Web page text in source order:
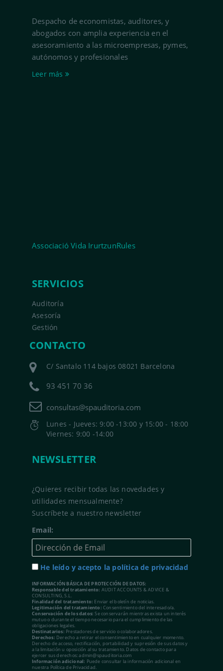
Despacho de economistas, auditores, y
abogados con amplia experiencia en el
asesoramiento a las microempresas, pymes,
autónomos y profesionales
Leer más
Associació Vida IrurtzunRules
SERVICIOS
Auditoría
Asesoría
Gestión
CONTACTO
C/ Santalo 114 bajos 08021 Barcelona
93 451 70 36
consultas@spauditoria.com
Lunes - Jueves: 9:00 -13:00 y 15:00 - 18:00
Viernes: 9:00 -14:00
NEWSLETTER
¿Quieres recibir todas las novedades y
utilidades mensualmente?
Suscríbete a nuestro newsletter
Email:
He leído y acepto la política de privacidad
INFORMACIÓN BÁSICA DE PROTECCIÓN DE DATOS:
Responsable del tratamiento: AUDIT ACCOUNTS & ADVICE &
CONSULTING, S.L.
Finalidad del tratamiento: Enviar el boletín de noticias.
Legitimación del tratamiento: Consentimiento del interesado/a.
Conservación de los datos: Se conservarán mientras exista un interés
mutuo o durante el tiempo necesario para el cumplimiento de las
obligaciones legales.
Destinatarios: Prestadores de servicio o colaboradores.
Derechos: Derecho a retirar el consentimiento en cualquier momento.
Derecho de acceso, rectificación, portabilidad y supresión de sus datos y
a la limitación u oposición al su tratamiento. Datos de contacto para
ejercer sus derechos: admin@spauditoria.com
Información adicional: Puede consultar la información adicional en
nuestra Política de Privacidad.